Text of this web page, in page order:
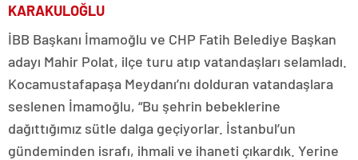
KARAKULOĞLU
İBB Başkanı İmamoğlu ve CHP Fatih Belediye Başkan
adayı Mahir Polat, ilçe turu atıp vatandaşları selamladı.
Kocamustafapaşa Meydanı’nı dolduran vatandaşlara
seslenen İmamoğlu, “Bu şehrin bebeklerine
dağıttığımız sütle dalga geçiyorlar. İstanbul’un
gündeminden israfı, ihmali ve ihaneti çıkardık. Yerine